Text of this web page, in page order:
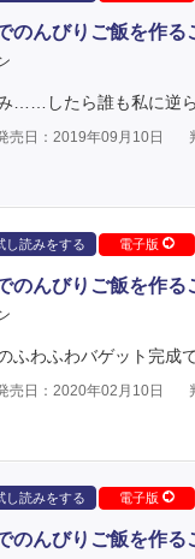
のんびりご飯を作る
……したら誰も私に逆
売日：2019年09月10日
し読みをする 電子版
のんびりご飯を作る
わふわバゲット完成
売日：2020年02月10日
し読みをする 電子版
のんびりご飯を作る